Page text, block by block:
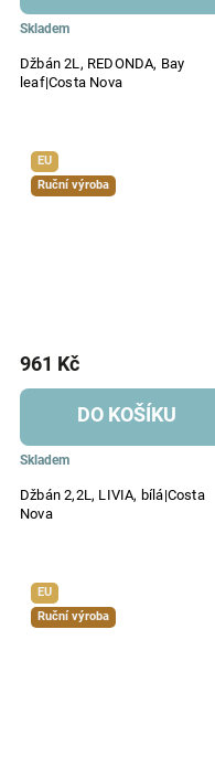
Džbán 2L, REDONDA, Bay
leaf|Costa Nova
Skladem
EU
Ruční výroba
Džbán 2,2L, LIVIA, bílá|Costa
Nova
Skladem
961 Kč
DO KOŠÍKU
EU
Ruční výroba